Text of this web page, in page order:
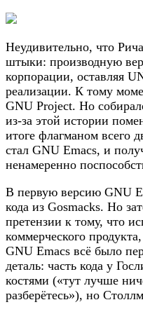
Неудивительно, что
штыки: производную
корпорации, оставляя
реализации. К тому
GNU Project. Но
из-за этой истории
итоге флагманом всего
стал GNU Emacs, и
ненамеренно
В первую версию GNU
кода из Gosmacks. Но
претензии к тому, что
коммерческого
GNU Emacs всё было
деталь: часть кода у
костями («тут лучше
разберётесь»), но